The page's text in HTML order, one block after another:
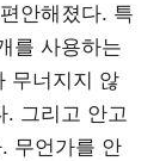
안해졌다. 특
를 사용하는
무너지지 않
. 그리고 안고
무언가를 안